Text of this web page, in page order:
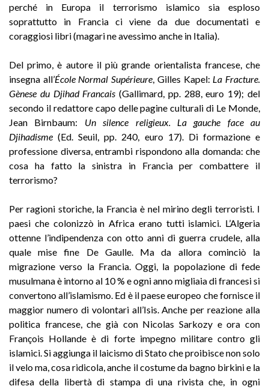
perché in Europa il terrorismo islamico sia esploso
soprattutto in Francia ci viene da due documentati e
coraggiosi libri (magari ne avessimo anche in Italia).
Del primo, è autore il più grande orientalista francese, che
insegna all’École Normal Supérieure , Gilles Kapel: La Fracture.
Gènese du Djihad Francais (Gallimard, pp. 288, euro 19); del
secondo il redattore capo delle pagine culturali di Le Monde,
Jean Birnbaum: Un silence religieux. La gauche face au
Djihadisme (Ed. Seuil, pp. 240, euro 17). Di formazione e
professione diversa, entrambi rispondono alla domanda: che
cosa ha fatto la sinistra in Francia per combattere il
terrorismo?
Per ragioni storiche, la Francia è nel mirino degli terroristi. I
paesi che colonizzò in Africa erano tutti islamici. L’Algeria
ottenne l’indipendenza con otto anni di guerra crudele, alla
quale mise fine De Gaulle. Ma da allora cominciò la
migrazione verso la Francia. Oggi, la popolazione di fede
musulmana è intorno al 10 % e ogni anno migliaia di francesi si
convertono all’islamismo. Ed è il paese europeo che fornisce il
maggior numero di volontari all’Isis. Anche per reazione alla
politica francese, che già con Nicolas Sarkozy e ora con
François Hollande è di forte impegno militare contro gli
islamici. Si aggiunga il laicismo di Stato che proibisce non solo
il velo ma, cosa ridicola, anche il costume da bagno birkini e la
difesa della libertà di stampa di una rivista che, in ogni